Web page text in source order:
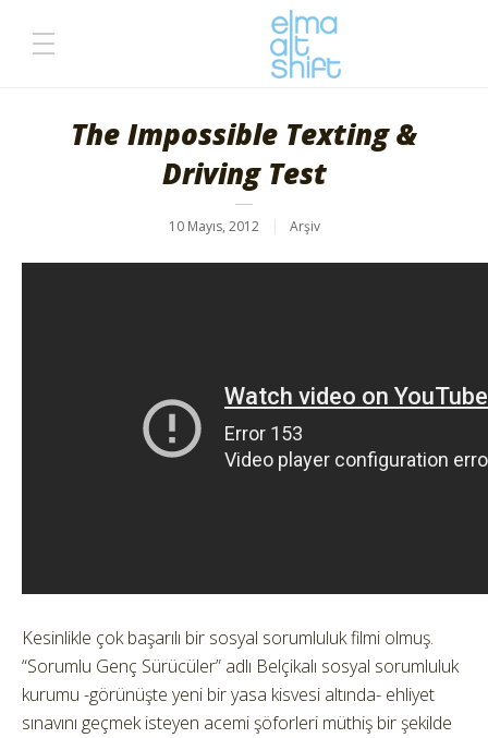
The Impossible Texting &
Driving Test
10 Mayıs, 2012 Arşiv
Kesinlikle çok başarılı bir sosyal sorumluluk filmi olmuş.
“Sorumlu Genç Sürücüler” adlı Belçikalı sosyal sorumluluk
kurumu -görünüşte yeni bir yasa kisvesi altında- ehliyet
sınavını geçmek isteyen acemi şöforleri müthiş bir şekilde